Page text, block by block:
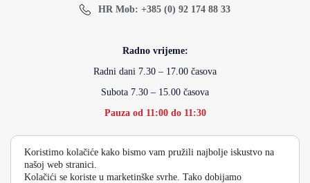
HR Mob: +385 (0) 92 174 88 33
Radno vrijeme:
Radni dani 7.30 – 17.00 časova
Subota 7.30 – 15.00 časova
Pauza od 11:00 do 11:30
info@energydoo.com
Koristimo kolačiće kako bismo vam pružili najbolje iskustvo na
našoj web stranici.
Kolačići se koriste u marketinške svrhe. Tako dobijamo